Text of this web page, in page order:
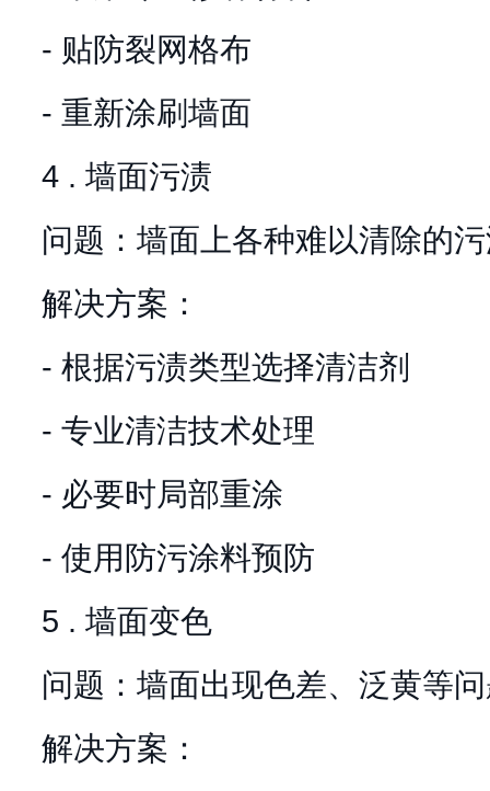
- 贴防裂网格布
- 重新涂刷墙面
4 . 墙面污渍
问题：墙面上各种难以清除的
解决方案：
- 根据污渍类型选择清洁剂
- 专业清洁技术处理
- 必要时局部重涂
- 使用防污涂料预防
5 . 墙面变色
问题：墙面出现色差、泛黄等
解决方案：